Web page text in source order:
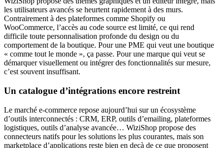
les utilisateurs avancés se heurtent rapidement à des murs.
Contrairement à des plateformes comme Shopify ou
WooCommerce, l’accès au code source est limité, ce qui rend
difficile toute personnalisation profonde du design ou du
comportement de la boutique. Pour une PME qui veut une boutique
« comme tout le monde », ça passe. Pour une marque qui veut se
démarquer visuellement ou intégrer des fonctionnalités sur mesure,
c’est souvent insuffisant.
Un catalogue d’intégrations encore restreint
Le marché e-commerce repose aujourd’hui sur un écosystème
d’outils interconnectés : CRM, ERP, outils d’emailing, plateformes
logistiques, outils d’analyse avancée… WiziShop propose des
connecteurs natifs pour les solutions les plus courantes, mais son
marketplace d’applications reste bien en deçà de ce que proposent